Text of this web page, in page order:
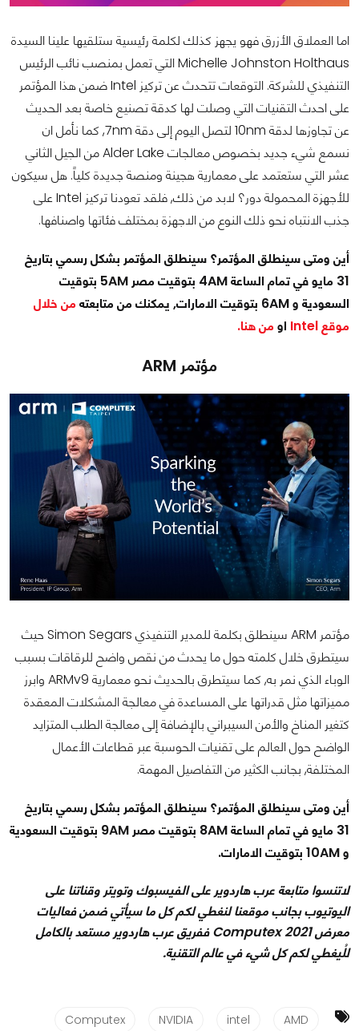
اما العملاق الأزرق فهو يجهز كذلك لكلمة رئيسية ستلقيها علينا السيدة
Michelle Johnston Holthaus التي تعمل بمنصب نائب الرئيس
التنفيذي للشركة. التوقعات تتحدث عن تركيز Intel ضمن هذا المؤتمر
على احدث التقنيات التي وصلت لها كدقة تصنيع خاصة بعد الحديث
عن تجاوزها لدقة 10nm لتصل اليوم إلى دقة 7nm, كما نأمل ان
نسمع شيء جديد بخصوص معالجات Alder Lake من الجيل الثاني
عشر التي ستعتمد على معمارية هجينة ومنصة جديدة كلياً. هل سيكون
للأجهزة المحمولة دور؟ لابد من ذلك, فلقد تعودنا تركيز Intel على
جذب الانتباه نحو ذلك النوع من الاجهزة بمختلف فئاتها واصنافها.
أين ومتى سينطلق المؤتمر؟ سينطلق المؤتمر بشكل رسمي بتاريخ
31 مايو في تمام الساعة 4AM بتوقيت مصر 5AM بتوقيت
السعودية و 6AM بتوقيت الامارات, يمكنك من متابعته
من خلال
موقع Intel
او من هنا.
مؤتمر ARM
مؤتمر ARM سينطلق بكلمة للمدير التنفيذي Simon Segars حيث
سيتطرق خلال كلمته حول ما يحدث من نقص واضح للرقاقات بسبب
الوباء الذي نمر به, كما سيتطرق بالحديث نحو معمارية ARMv9 وابرز
مميزاتها مثل قدراتها على المساعدة في معالجة المشكلات المعقدة
كتغير المناخ والأمن السيبراني بالإضافة إلى معالجة الطلب المتزايد
الواضح حول العالم على تقنيات الحوسبة عبر قطاعات الأعمال
المختلفة, بجانب الكثير من التفاصيل المهمة.
أين ومتى سينطلق المؤتمر؟ سينطلق المؤتمر بشكل رسمي بتاريخ
31 مايو في تمام الساعة 8AM بتوقيت مصر 9AM بتوقيت السعودية
و 10AM بتوقيت الامارات.
لاتنسوا متابعة عرب هاردوير على الفيسبوك وتويتر وقناتنا على
اليوتيوب بجانب موقعنا لنغطي لكم كل ما سيأتي ضمن فعاليات
معرض Computex 2021 ففريق عرب هاردوير مستعد بالكامل
للُيغطي لكم كل شيء في عالم التقنية.
AMD
intel
NVIDIA
Computex